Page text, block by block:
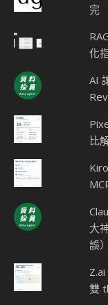
完
化
AI
比
大
誤）
雙